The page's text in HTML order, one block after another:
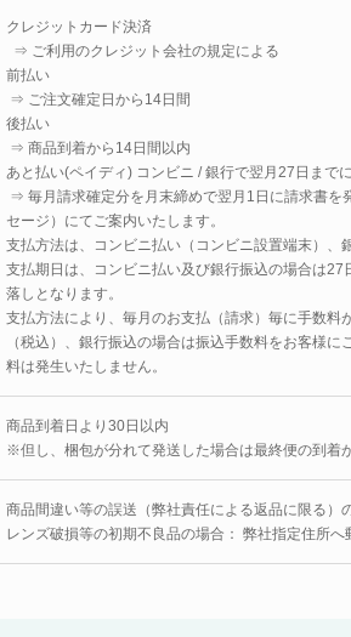
クレジットカード決済
⇒ ご利用のクレジット会社の規定による
前払い
⇒ ご注文確定日から14日間
後払い
⇒ 商品到着から14日間以内
あと払い(ペイディ) コンビニ / 銀行で翌月27日まで
⇒ 毎月請求確定分を月末締めで翌月1日に請求書を
セージ）にてご案内いたします。
支払方法は、コンビニ払い（コンビニ設置端末）、
支払期日は、コンビニ払い及び銀行振込の場合は
落しとなります。
支払方法により、毎月のお支払（請求）毎に手数
（税込）、銀行振込の場合は振込手数料をお客様
料は発生いたしません。
商品到着日より30日以内
※但し、梱包が分れて発送した場合は最終便の到着
商品間違い等の誤送（弊社責任による返品に限る）
レンズ破損等の初期不良品の場合： 弊社指定住所へ